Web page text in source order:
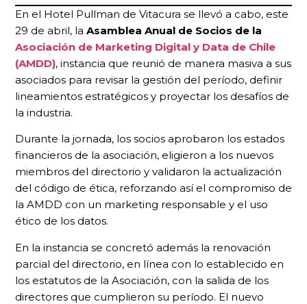
En el Hotel Pullman de Vitacura se llevó a cabo, este
29 de abril, la Asamblea Anual de Socios de la
Asociación de Marketing Digital y Data de Chile
(AMDD), instancia que reunió de manera masiva a sus
asociados para revisar la gestión del período, definir
lineamientos estratégicos y proyectar los desafíos de
la industria.
Durante la jornada, los socios aprobaron los estados
financieros de la asociación, eligieron a los nuevos
miembros del directorio y validaron la actualización
del código de ética, reforzando así el compromiso de
la AMDD con un marketing responsable y el uso
ético de los datos.
En la instancia se concretó además la renovación
parcial del directorio, en línea con lo establecido en
los estatutos de la Asociación, con la salida de los
directores que cumplieron su período. El nuevo